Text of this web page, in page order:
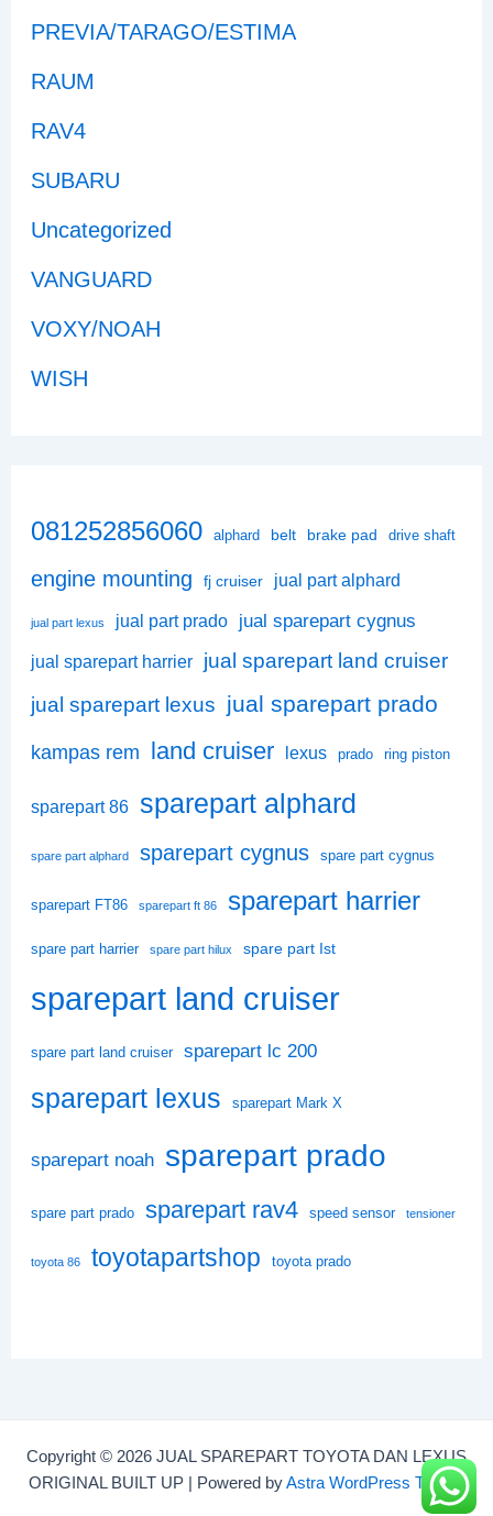
PREVIA/TARAGO/ESTIMA
RAUM
RAV4
SUBARU
Uncategorized
VANGUARD
VOXY/NOAH
WISH
081252856060 alphard belt brake pad drive shaft
engine mounting fj cruiser jual part alphard
jual part lexus jual part prado jual sparepart cygnus
jual sparepart harrier
jual sparepart land cruiser
jual sparepart lexus jual sparepart prado
kampas rem land cruiser lexus prado ring piston
sparepart 86 sparepart alphard
spare part alphard sparepart cygnus spare part cygnus
sparepart FT86 sparepart ft 86 sparepart harrier
spare part harrier spare part hilux spare part Ist
sparepart land cruiser
spare part land cruiser sparepart lc 200
sparepart lexus sparepart Mark X
sparepart noah sparepart prado
spare part prado sparepart rav4 speed sensor tensioner
toyota 86 toyotapartshop toyota prado
Copyright © 2026 JUAL SPAREPART TOYOTA DAN LEXUS
ORIGINAL BUILT UP | Powered byAstra WordPress Theme